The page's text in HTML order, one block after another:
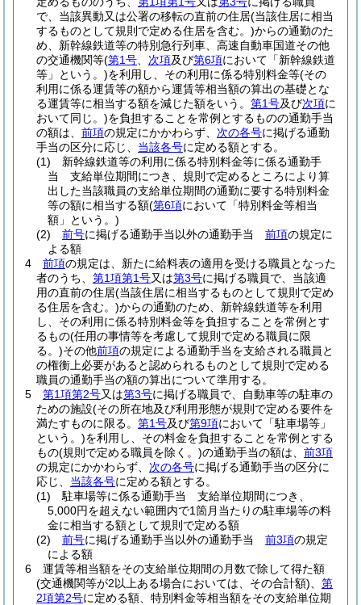
で、当該異動又は公署の移転の直前の住居(当該住居に相当
するものとして規則で定める住居を含む。)からの通勤のた
め、新幹線鉄道等の特別急行列車、高速自動車国道その他
の交通機関等(第1号 次項及び第6項において「新幹線鉄道
等」という。)を利用し、その利用に係る特別料金等(その
利用に係る運賃等の額から運賃等相当額の算出の基礎とな
る運賃等に相当する額を減じた額をいう。 第1号及び次項に
おいて同じ。)を負担することを常例とするものの通勤手当
の額は、 前項の規定にかかわらず、 次の各号に掲げる通勤
手当の区分に応じ、 当該各号に定める額とする。
(1)
新幹線鉄道等の利用に係る特別料金等に係る通勤手
当 支給単位期間につき、規則で定めるところにより算
出した当該職員の支給単位期間の通勤に要する特別料金
等の額に相当する額(第6項において「特別料金等相当
額」という。)
(2)
前号に掲げる通勤手当以外の通勤手当 前項の規定に
よる額
4
前項の規定は、新たに給料表の適用を受ける職員となった
者のうち、 第1項第1号又は第3号に掲げる職員で、当該適
用の直前の住居(当該住居に相当するものとして規則で定め
る住居を含む。)からの通勤のため、新幹線鉄道等を利用
し、その利用に係る特別料金等を負担することを常例とす
るもの(任用の事情等を考慮して規則で定める職員に限
る。)その他前項の規定による通勤手当を支給される職員と
の権衡上必要があると認められるものとして規則で定める
職員の通勤手当の額の算出について準用する。
5
第1項第2号又は第3号に掲げる職員で、自動車等の駐車の
ための施設(その所在地及び利用形態が規則で定める要件を
満たすものに限る。 第1号及び第9項において「駐車場等」
という。)を利用し、その料金を負担することを常例とする
もの(規則で定める職員を除く。)の通勤手当の額は、 前3項
の規定にかかわらず、 次の各号に掲げる通勤手当の区分に
応じ、 当該各号に定める額とする。
(1)
駐車場等に係る通勤手当 支給単位期間につき、
5,000円を超えない範囲内で1箇月当たりの駐車場等の料
金に相当する額として規則で定める額
(2)
前号に掲げる通勤手当以外の通勤手当 前3項の規定
による額
6
運賃等相当額をその支給単位期間の月数で除して得た額
(交通機関等が2以上ある場合においては、その合計額)
第
2項第2号に定める額、特別料金等相当額をその支給単位期